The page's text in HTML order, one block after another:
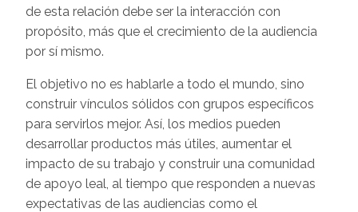
de esta relación debe ser la interacción con
propósito, más que el crecimiento de la audiencia
por sí mismo.
El objetivo no es hablarle a todo el mundo, sino
construir vínculos sólidos con grupos específicos
para servirlos mejor. Así, los medios pueden
desarrollar productos más útiles, aumentar el
impacto de su trabajo y construir una comunidad
de apoyo leal, al tiempo que responden a nuevas
expectativas de las audiencias como el